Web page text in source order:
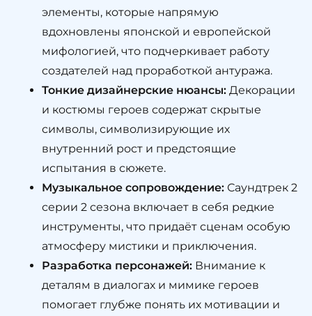
элементы, которые напрямую
вдохновлены японской и европейской
мифологией, что подчеркивает работу
создателей над проработкой антуража.
Тонкие дизайнерские нюансы: Декорации
и костюмы героев содержат скрытые
символы, символизирующие их
внутренний рост и предстоящие
испытания в сюжете.
Музыкальное сопровождение: Саундтрек 2
серии 2 сезона включает в себя редкие
инструменты, что придаёт сценам особую
атмосферу мистики и приключения.
Разработка персонажей: Внимание к
деталям в диалогах и мимике героев
помогает глубже понять их мотивации и